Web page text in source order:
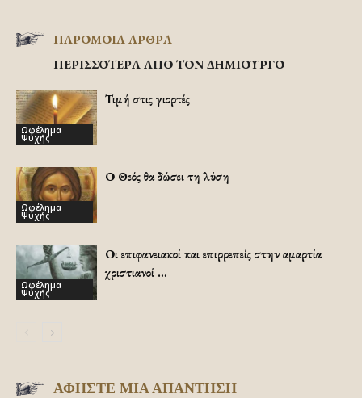
ΠΑΡΟΜΟΙΑ ΑΡΘΡΑ
ΠΕΡΙΣΣΟΤΕΡΑ ΑΠΟ ΤΟΝ ΔΗΜΙΟΥΡΓΟ
Ωφέλημα
Ψυχής
Τιμή στις γιορτές
Ωφέλημα
Ψυχής
Ο Θεός θα δώσει τη λύση
Ωφέλημα
Ψυχής
Οι επιφανειακοί και επιρρεπείς στην αμαρτία
χριστιανοί …
ΑΦΗΣΤΕ ΜΙΑ ΑΠΑΝΤΗΣΗ